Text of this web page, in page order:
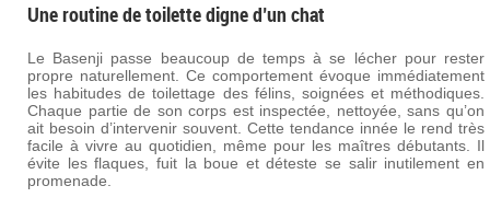
Une routine de toilette digne d’un chat
Le Basenji passe beaucoup de temps à se lécher pour rester
propre naturellement. Ce comportement évoque immédiatement
les habitudes de toilettage des félins, soignées et méthodiques.
Chaque partie de son corps est inspectée, nettoyée, sans qu’on
ait besoin d’intervenir souvent. Cette tendance innée le rend très
facile à vivre au quotidien, même pour les maîtres débutants. Il
évite les flaques, fuit la boue et déteste se salir inutilement en
promenade.